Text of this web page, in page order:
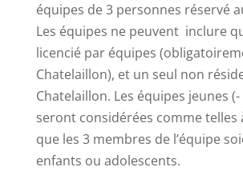
équipes de 3 personnes réservé
Les équipes ne peuvent inclure
licencié par équipes
Chatelaillon), et un seul non
Chatelaillon. Les équipes jeunes (-
seront considérées comme telles
que les 3 membres de l’équipe
enfants ou adolescents.